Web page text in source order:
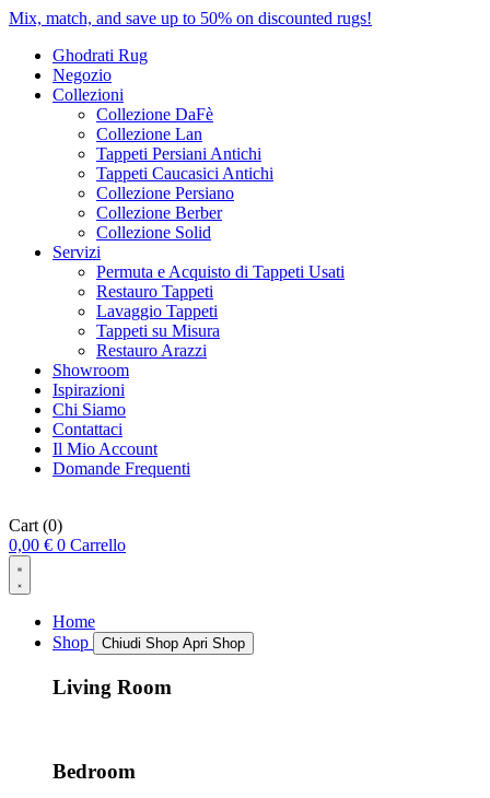
Mix, match, and save up to 50% on discounted rugs!
Ghodrati Rug
Negozio
Collezioni
Collezione DaFè
Collezione Lan
Tappeti Persiani Antichi
Tappeti Caucasici Antichi
Collezione Persiano
Collezione Berber
Collezione Solid
Servizi
Permuta e Acquisto di Tappeti Usati
Restauro Tappeti
Lavaggio Tappeti
Tappeti su Misura
Restauro Arazzi
Showroom
Ispirazioni
Chi Siamo
Contattaci
Il Mio Account
Domande Frequenti
Cart (0)
0,00 € 0 Carrello
Home
Shop
Chiudi Shop Apri Shop
Living Room
Bedroom